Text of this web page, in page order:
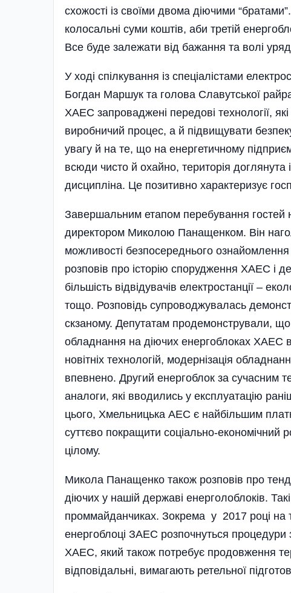
схожості із своїми двома діючими
колосальні суми коштів, аби третій
Все буде залежати від бажання та волі
У ході спілкування із спеціалістами
Богдан Маршук та голова Славутської
ХАЕС запроваджені передові технології,
виробничий процес, а й підвищувати
увагу й на те, що на енергетичному
всюди чисто й охайно, територія доглянута
дисциплі­на. Це позитивно характеризує
Завершальним етапом перебування гостей
директором Миколою Панащенком. Він
можливості безпосереднього
розповів про історію спорудження ХАЕС і
більшість відвідувачів електростанції –
тощо. Розповідь супрово­джувалась
скзаному. Депутатам продемонстрували,
обладнання на діючих енергоблоках ХАЕС
новітніх технологій, модернізація
впевнено. Другий енергоблок за сучасним
аналоги, які вводились у експлуатацію
цього, Хмельницька АЕС є найбільшим
суттєво покращити соціально-економічний
цілому.
Микола Панащенко також розповів про
діючих у нашій державі енерголоблоків.
проммайданчиках. Зокрема у 2017 році на
енергоблоці ЗАЕС розпочнуться
ХАЕС, який також потребує продовження
відповідальні, вимагають ретельної